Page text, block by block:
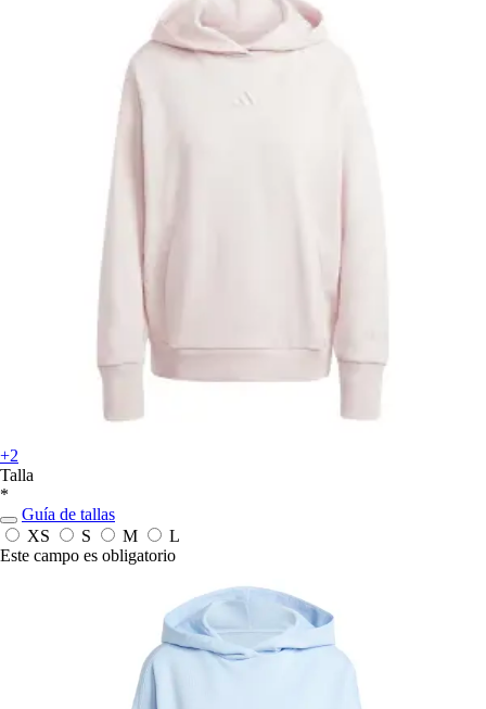
+2
Talla
*
Guía de tallas
XS
S M
L
Este campo es obligatorio